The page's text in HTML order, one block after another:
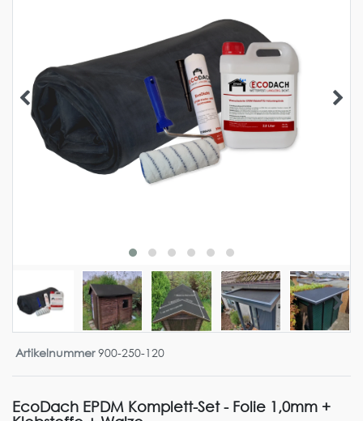
Artikelnummer900-250-120
EcoDach EPDM Komplett-Set - Folie 1,0mm +